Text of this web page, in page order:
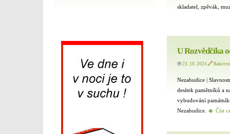
skladatel, zpěvák,
U Rozvědčíka
23. 10. 2024
Nezabudice |
desítek pamětníků a
vybudování
Nezabudice.
Číst